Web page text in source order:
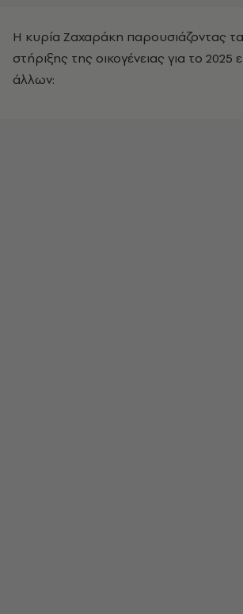
Η κυρία Ζαχαράκη παρουσιάζοντας
στήριξης της οικογένειας για το 2025
άλλων: